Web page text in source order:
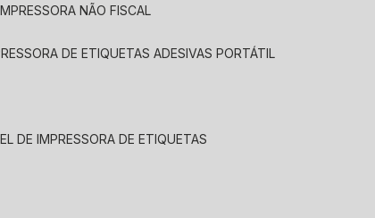
NÃO FISCAL
DE ETIQUETAS ADESIVAS PORTÁTIL
DE IMPRESSORA DE ETIQUETAS